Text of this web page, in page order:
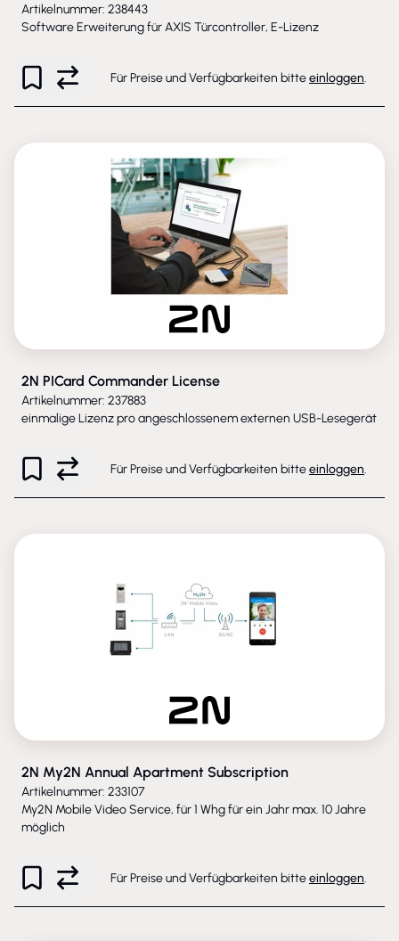
Artikelnummer: 238443
Software Erweiterung für AXIS Türcontroller, E-Lizenz
Für Preise und Verfügbarkeiten bitteeinloggen.
2N PICard Commander License
Artikelnummer: 237883
einmalige Lizenz pro angeschlossenem externen USB-Lesegerät
Für Preise und Verfügbarkeiten bitteeinloggen.
2N My2N Annual Apartment Subscription
Artikelnummer: 233107
My2N Mobile Video Service, für 1 Whg für ein Jahr max. 10 Jahre
möglich
Für Preise und Verfügbarkeiten bitteeinloggen.